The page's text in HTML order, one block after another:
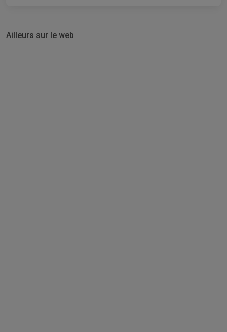
Ailleurs sur le web